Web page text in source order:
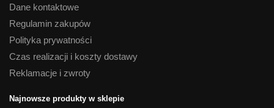
Dane kontaktowe
Regulamin zakupów
Polityka prywatności
Czas realizacji i koszty dostawy
Reklamacje i zwroty
Najnowsze produkty w sklepie